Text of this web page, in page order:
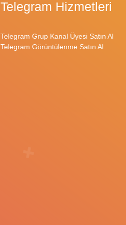
Telegram Hizmetleri
Telegram Grup Kanal Üyesi Satın Al
Telegram Görüntülenme Satın Al